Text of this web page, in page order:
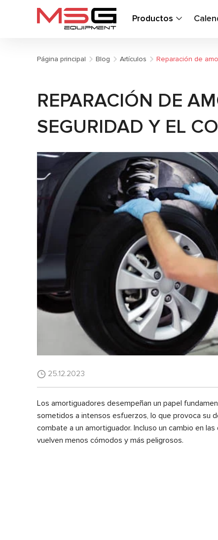
Productos
Página principal Blog Artículos Reparación de
REPARACIÓN DE
SEGURIDAD Y EL
25.12.2023
Los amortiguadores desempeñan un papel
sometidos a intensos esfuerzos, lo que provoca su
combate a un amortiguador. Incluso un cambio en
vuelven menos cómodos y más peligrosos.